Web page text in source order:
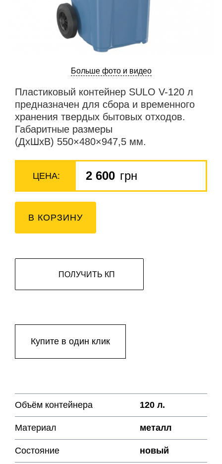
Больше фото и видео
Пластиковый контейнер SULO V-120 л
предназначен для сбора и временного
хранения твердых бытовых отходов.
Габаритные размеры
(ДхШхВ) 550×480×947,5 мм.
ЦЕНА: 2 600 грн
В КОРЗИНУ
ПОЛУЧИТЬ КП
Купите в один клик
Объём контейнера 120 л.
Материал металл
Состояние новый